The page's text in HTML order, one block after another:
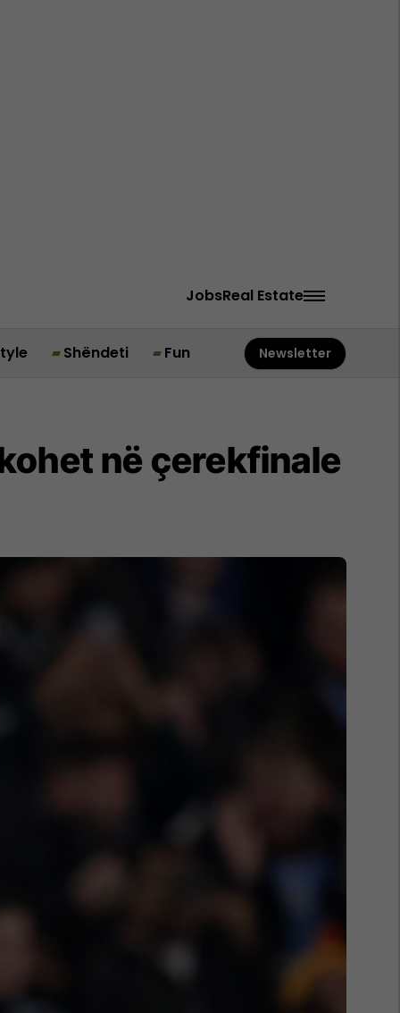
JobsReal Estate
Shëndeti Fun Newsletter
në çerekfinale